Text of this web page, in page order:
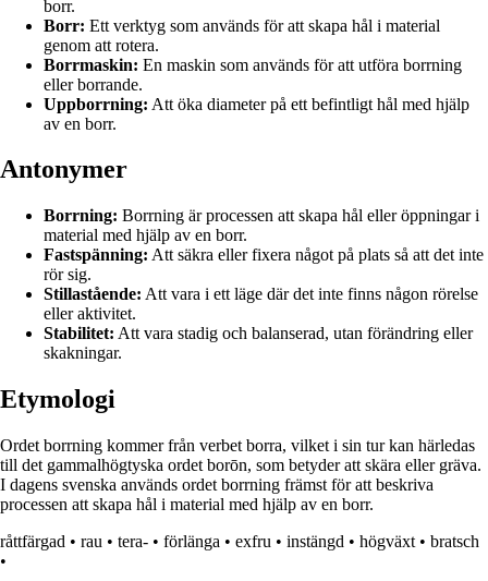
borr.
Borr: Ett verktyg som används för att skapa hål i material
genom att rotera.
Borrmaskin: En maskin som används för att utföra borrning
eller borrande.
Uppborrning: Att öka diameter på ett befintligt hål med hjälp
av en borr.
Antonymer
Borrning: Borrning är processen att skapa hål eller öppningar i
material med hjälp av en borr.
Fastspänning: Att säkra eller fixera något på plats så att det inte
rör sig.
Stillastående: Att vara i ett läge där det inte finns någon rörelse
eller aktivitet.
Stabilitet: Att vara stadig och balanserad, utan förändring eller
skakningar.
Etymologi
Ordet borrning kommer från verbet borra, vilket i sin tur kan härledas
till det gammalhögtyska ordet borōn, som betyder att skära eller gräva.
I dagens svenska används ordet borrning främst för att beskriva
processen att skapa hål i material med hjälp av en borr.
råttfärgad • rau • tera- • förlänga • exfru • instängd • högväxt • bratsch
•